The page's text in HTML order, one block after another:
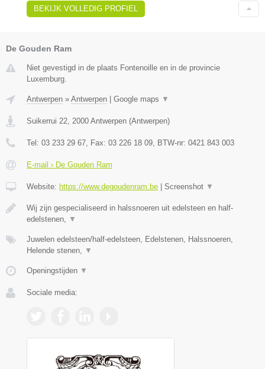
BEKIJK VOLLEDIG PROFIEL
De Gouden Ram
Niet gevestigd in de plaats Fontenoille en in de provincie
Luxemburg.
Antwerpen » Antwerpen Google maps ▼
Suikerrui 22 2000 Antwerpen (Antwerpen)
Tel: 03 233 29 67 , Fax: 03 226 18 09 , BTW-nr: 0421 843 003
E-mail › De Gouden Ram
Website: https://www.degoudenram.be Screenshot ▼
Wij zijn gespecialiseerd in halssnoeren uit edelsteen en half-
edelstenen,
▼
Juwelen edelsteen/half-edelsteen, Edelstenen, Halssnoeren,
Helende stenen,
▼
Openingstijden ▼
Sociale media: